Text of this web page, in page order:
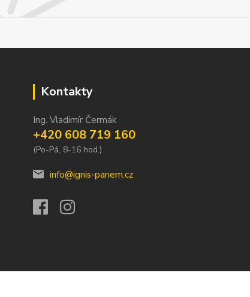
Kontakty
Ing. Vladimír Čermák
+420 608 719 160
(Po-Pá, 8-16 hod.)
info@ignis-panem.cz